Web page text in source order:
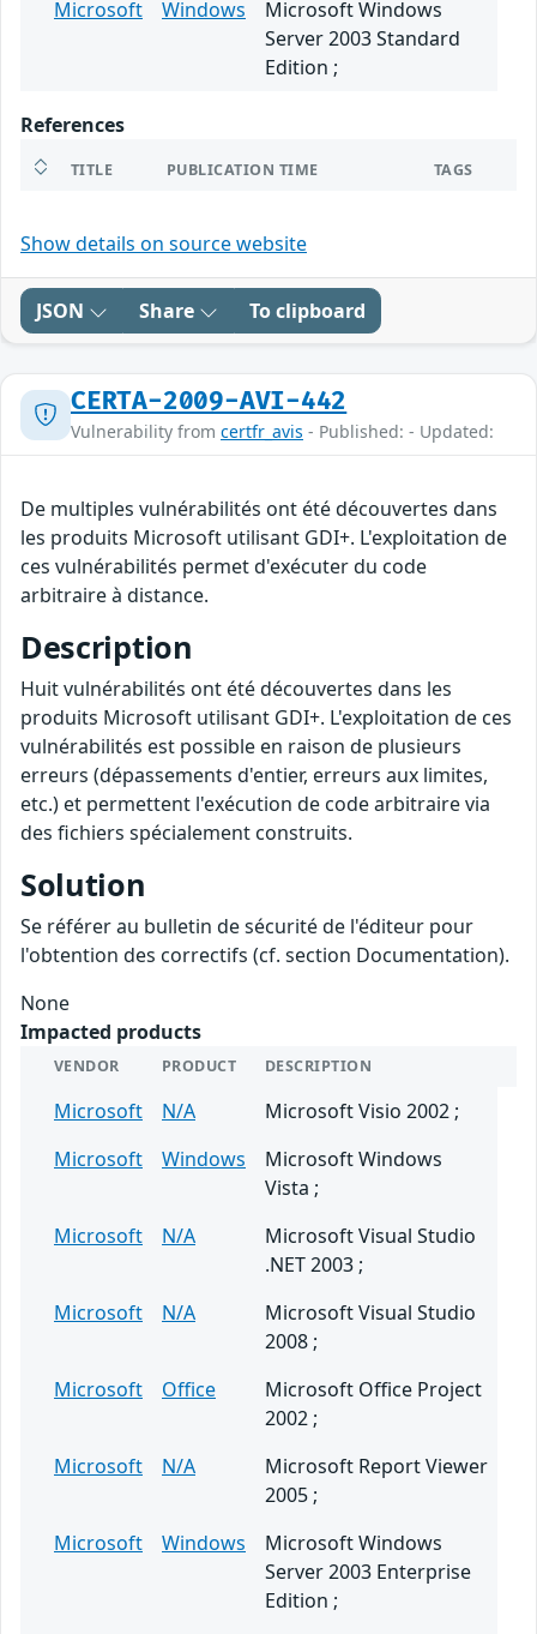
Microsoft
Windows
Microsoft Windows
Server 2003 Standard
Edition ;
References
TITLE PUBLICATION TIME TAGS
Show details on source website
JSON Share To clipboard
CERTA-2009-AVI-442
Vulnerability from certfr_avis - Published: - Updated:
De multiples vulnérabilités ont été découvertes dans
les produits Microsoft utilisant GDI+. L'exploitation de
ces vulnérabilités permet d'exécuter du code
arbitraire à distance.
Description
Huit vulnérabilités ont été découvertes dans les
produits Microsoft utilisant GDI+. L'exploitation de ces
vulnérabilités est possible en raison de plusieurs
erreurs (dépassements d'entier, erreurs aux limites,
etc.) et permettent l'exécution de code arbitraire via
des fichiers spécialement construits.
Solution
Se référer au bulletin de sécurité de l'éditeur pour
l'obtention des correctifs (cf. section Documentation).
None
Impacted products
VENDOR PRODUCT DESCRIPTION
Microsoft N/A
Microsoft Visio 2002 ;
Microsoft
Windows
Microsoft Windows
Vista ;
Microsoft
N/A
Microsoft Visual Studio
.NET 2003 ;
Microsoft
N/A
Microsoft Visual Studio
2008 ;
Microsoft
Office
Microsoft Office Project
2002 ;
Microsoft
N/A
Microsoft Report Viewer
2005 ;
Microsoft
Windows
Microsoft Windows
Server 2003 Enterprise
Edition ;